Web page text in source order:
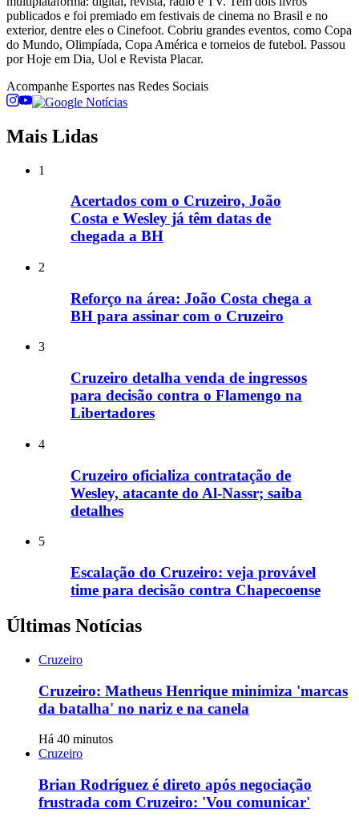
publicados e foi premiado em festivais de cinema no Brasil e no
exterior, dentre eles o Cinefoot. Cobriu grandes eventos, como Copa
do Mundo, Olimpíada, Copa América e torneios de futebol. Passou
por Hoje em Dia, Uol e Revista Placar.
Acompanhe Esportes nas Redes Sociais
Mais Lidas
1
Acertados com o Cruzeiro, João
Costa e Wesley já têm datas de
chegada a BH
2
Reforço na área: João Costa chega a
BH para assinar com o Cruzeiro
3
Cruzeiro detalha venda de ingressos
para decisão contra o Flamengo na
Libertadores
4
Cruzeiro oficializa contratação de
Wesley, atacante do Al-Nassr; saiba
detalhes
5
Escalação do Cruzeiro: veja provável
time para decisão contra Chapecoense
Últimas Notícias
Cruzeiro
Cruzeiro: Matheus Henrique minimiza 'marcas
da batalha' no nariz e na canela
Há 40 minutos
Cruzeiro
Brian Rodríguez é direto após negociação
frustrada com Cruzeiro: 'Vou comunicar'